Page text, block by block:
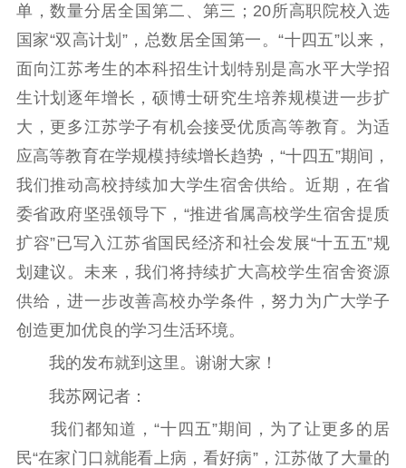
单，数量分居全国第二、第三；20所高职院校入选
国家“双高计划”，总数居全国第一。“十四五”以来，
面向江苏考生的本科招生计划特别是高水平大学招
生计划逐年增长，硕博士研究生培养规模进一步扩
大，更多江苏学子有机会接受优质高等教育。为适
应高等教育在学规模持续增长趋势，“十四五”期间，
我们推动高校持续加大学生宿舍供给。近期，在省
委省政府坚强领导下，“推进省属高校学生宿舍提质
扩容”已写入江苏省国民经济和社会发展“十五五”规
划建议。未来，我们将持续扩大高校学生宿舍资源
供给，进一步改善高校办学条件，努力为广大学子
创造更加优良的学习生活环境。
我的发布就到这里。谢谢大家！
我苏网记者：
我们都知道，“十四五”期间，为了让更多的居
民“在家门口就能看上病，看好病”，江苏做了大量的